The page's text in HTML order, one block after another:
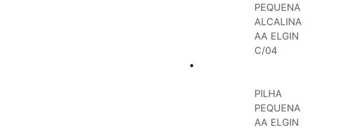
PEQUENA
ALCALINA
AA ELGIN
C/04
PILHA
PEQUENA
AA ELGIN